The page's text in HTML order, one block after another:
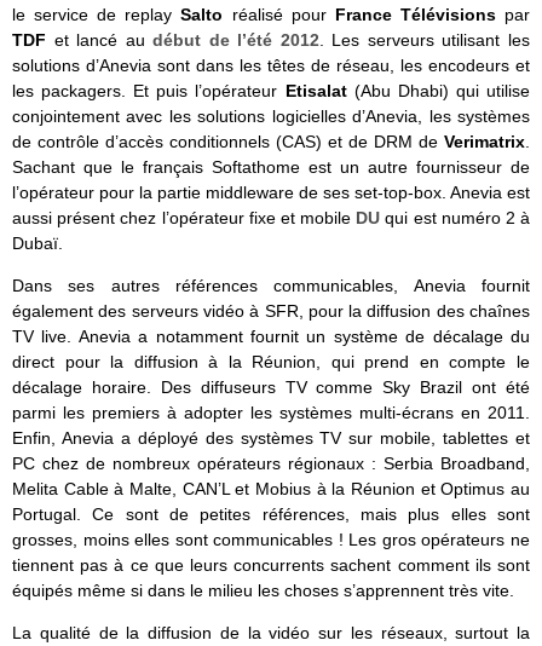
le service de replaySalto réalisé pour France Télévisions par
TDF et lancé audébut de l’été 2012 . Les serveurs utilisant les
solutions d’Anevia sont dans les têtes de réseau, les encodeurs et
les packagers. Et puis l’opérateur Etisalat (Abu Dhabi) qui utilise
conjointement avec les solutions logicielles d’Anevia, les systèmes
de contrôle d’accès conditionnels (CAS) et de DRM de Verimatrix
Sachant que le français Softathome est un autre fournisseur de
l’opérateur pour la partie middleware de ses set-top-box. Anevia est
aussi présent chez l’opérateur fixe et mobile DU qui est numéro 2 à
Dubaï.
Dans ses autres références communicables, Anevia fournit
également des serveurs vidéo à SFR, pour la diffusion des chaînes
TV live. Anevia a notamment fournit un système de décalage du
direct pour la diffusion à la Réunion, qui prend en compte le
décalage horaire. Des diffuseurs TV comme Sky Brazil ont été
parmi les premiers à adopter les systèmes multi-écrans en 2011.
Enfin, Anevia a déployé des systèmes TV sur mobile, tablettes et
PC chez de nombreux opérateurs régionaux : Serbia Broadband,
Melita Cable à Malte, CAN’L et Mobius à la Réunion et Optimus au
Portugal. Ce sont de petites références, mais plus elles sont
grosses, moins elles sont communicables ! Les gros opérateurs ne
tiennent pas à ce que leurs concurrents sachent comment ils sont
équipés même si dans le milieu les choses s’apprennent très vite.
La qualité de la diffusion de la vidéo sur les réseaux, surtout la